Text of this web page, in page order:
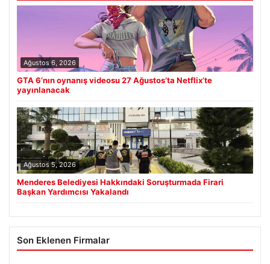
Ağustos 6, 2026
GTA 6’nın oynanış videosu 27 Ağustos’ta Netflix’te
yayınlanacak
Ağustos 5, 2026
Menderes Belediyesi Hakkındaki Soruşturmada Firari
Başkan Yardımcısı Yakalandı
Son Eklenen Firmalar